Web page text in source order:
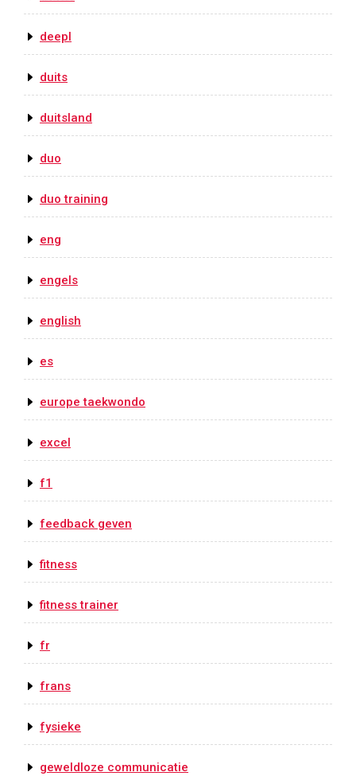
deepl
duits
duitsland
duo
duo training
eng
engels
english
es
europe taekwondo
excel
f1
feedback geven
fitness
fitness trainer
fr
frans
fysieke
geweldloze communicatie